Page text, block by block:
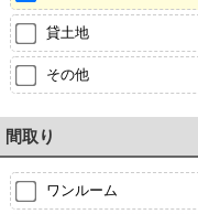
貸土地
その他
間取り
ワンルーム